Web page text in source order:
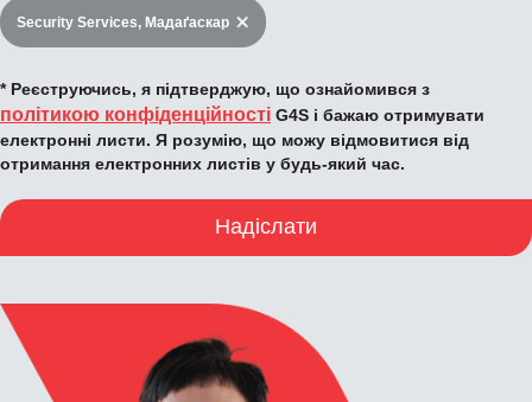
Security Services, Мадаґаскар
* Реєструючись, я підтверджую, що ознайомився з
політикою конфіденційності G4S і бажаю отримувати
електронні листи. Я розумію, що можу відмовитися від
отримання електронних листів у будь-який час.
Надіслати